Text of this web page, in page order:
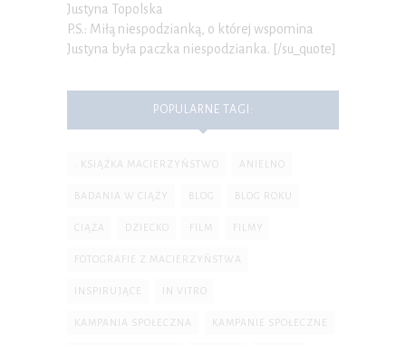
Justyna Topolska
P.S.: Miłą niespodzianką, o której wspomina
Justyna była paczka niespodzianka. [/su_quote]
POPULARNE TAGI:
. KSIĄŻKA MACIERZYŃSTWO ANIELNO
BADANIA W CIĄŻY BLOG BLOG ROKU
CIĄŻA DZIECKO FILM FILMY
FOTOGRAFIE Z MACIERZYŃSTWA
INSPIRUJĄCE IN VITRO
KAMPANIA SPOŁECZNA KAMPANIE SPOŁECZNE